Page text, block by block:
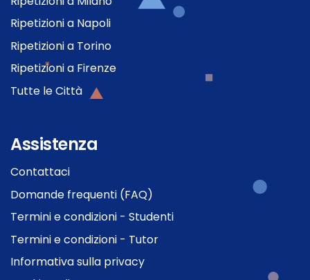
Ripetizioni a Napoli
Ripetizioni a Torino
Ripetizioni a Firenze
Tutte le Città
Assistenza
Contattaci
Domande frequenti (FAQ)
Termini e condizioni - Studenti
Termini e condizioni - Tutor
Informativa sulla privacy